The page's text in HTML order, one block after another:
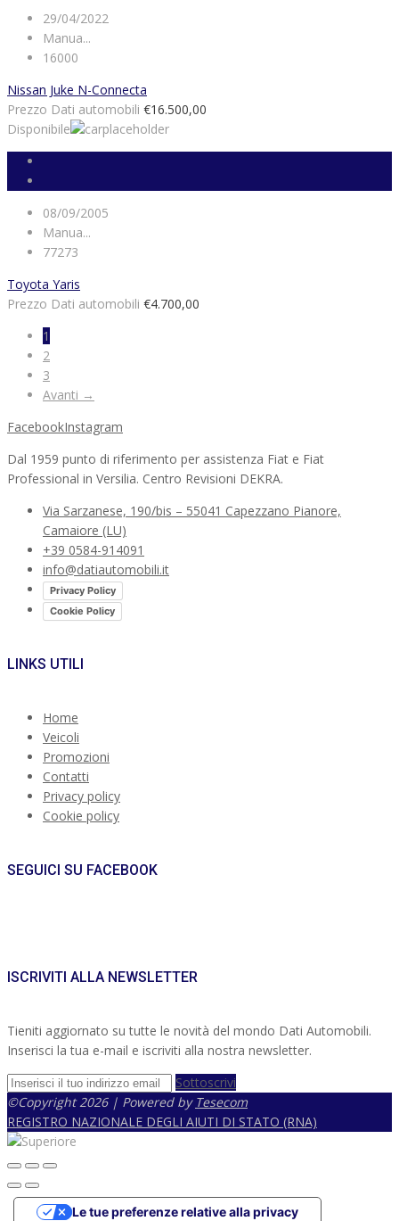
29/04/2022
Manua...
16000
Nissan Juke N-Connecta
Prezzo Dati automobili €16.500,00
Disponibile
08/09/2005
Manua...
77273
Toyota Yaris
Prezzo Dati automobili €4.700,00
1
2
3
Avanti →
FacebookInstagram
Dal 1959 punto di riferimento per assistenza Fiat e Fiat
Professional in Versilia. Centro Revisioni DEKRA.
Via Sarzanese, 190/bis – 55041 Capezzano Pianore,
Camaiore (LU)
+39 0584-914091
info@datiautomobili.it
Privacy Policy
Cookie Policy
LINKS UTILI
Home
Veicoli
Promozioni
Contatti
Privacy policy
Cookie policy
SEGUICI SU FACEBOOK
ISCRIVITI ALLA NEWSLETTER
Tieniti aggiornato su tutte le novità del mondo Dati Automobili.
Inserisci la tua e-mail e iscriviti alla nostra newsletter.
Sottoscrivi
©Copyright 2026 | Powered by Tesecom
REGISTRO NAZIONALE DEGLI AIUTI DI STATO (RNA)
Le tue preferenze relative alla privacy